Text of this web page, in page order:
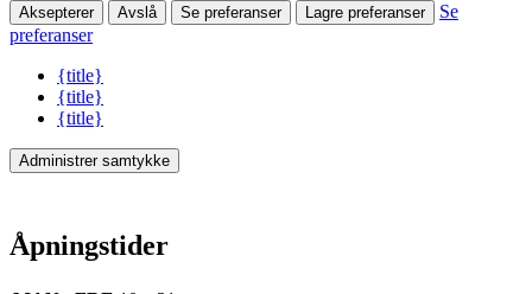
Aksepterer Avslå Se preferanser Lagre preferanser
Se
preferanser
{title}
{title}
{title}
Administrer samtykke
Åpningstider